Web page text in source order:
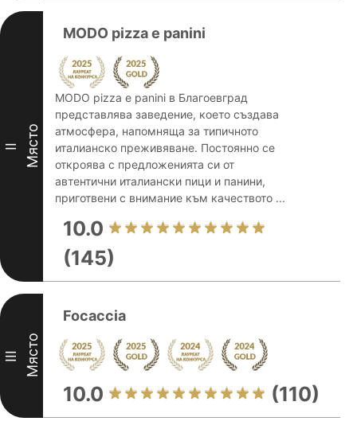
II Място
MODO pizza e panini
MODO pizza e panini в Благоевград
представлява заведение, което създава
атмосфера, напомняща за типичното
италианско преживяване. Постоянно се
откроява с предложенията си от
автентични италиански пици и панини,
приготвени с внимание към качеството ...
10.0
(145)
III Място
Focaccia
10.0 (110)